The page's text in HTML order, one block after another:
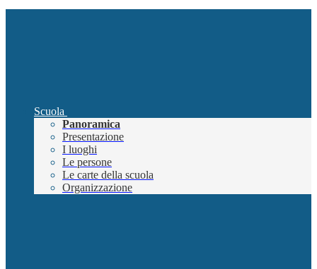
Scuola
Panoramica
Presentazione
I luoghi
Le persone
Le carte della scuola
Organizzazione